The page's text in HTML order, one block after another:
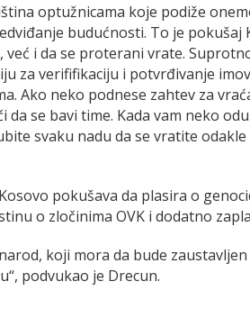
optužnicama koje podiže
budućnosti. To je pokušaj
već i da se proterani vrate.
za verififikaciju i potvrđivanje
Ako neko podnese zahtev za
se bavi time. Kada vam neko
svaku nadu da se vratite
pokušava da plasira o
o zločinima OVK i dodatno
koji mora da bude
podvukao je Drecun.